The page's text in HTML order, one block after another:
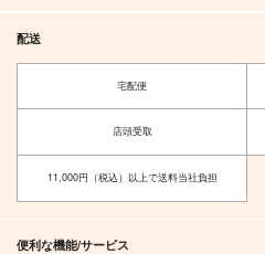
配送
宅配便
店頭受取
11,000円（税込）以上で送料当社負担
便利な機能/サービス